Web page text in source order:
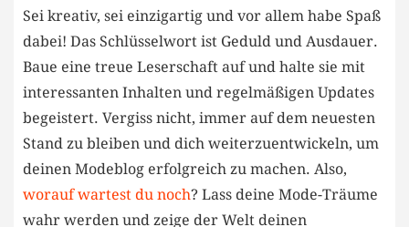
⁣Sei kreativ, sei einzigartig und vor allem habe Spaß
dabei! Das ​Schlüsselwort ist ⁢Geduld und Ausdauer.
Baue eine treue Leserschaft auf und halte sie mit
interessanten Inhalten und regelmäßigen Updates
begeistert. Vergiss nicht, immer auf dem neuesten
Stand zu bleiben und dich weiterzuentwickeln, um⁢
deinen Modeblog erfolgreich zu machen. Also,
worauf wartest du noch? Lass deine Mode-Träume
wahr werden und ‍zeige der Welt deinen